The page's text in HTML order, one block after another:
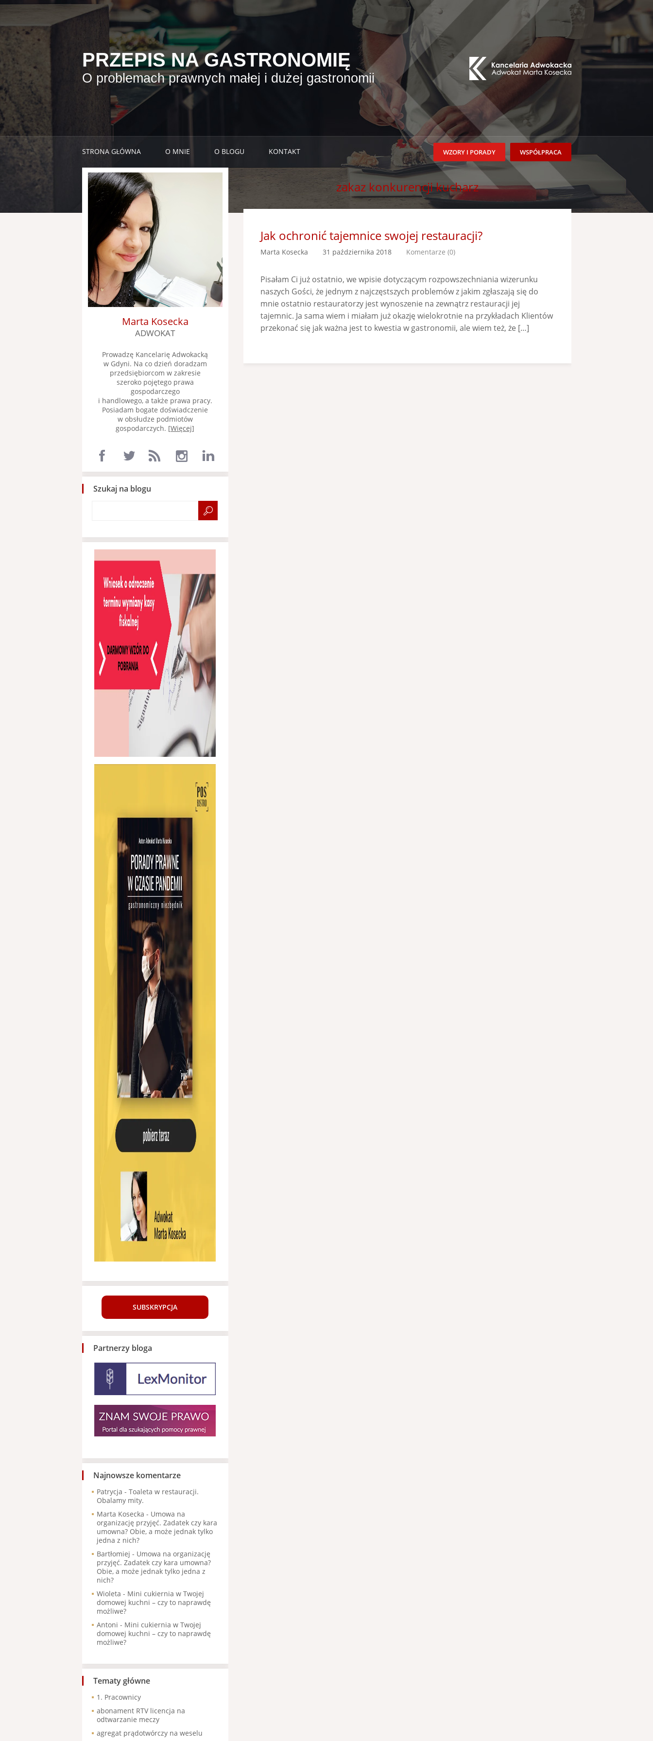
PRZEPIS NA GASTRONOMIĘ
O problemach prawnych małej i dużej gastronomii
STRONA GŁÓWNA O MNIE O BLOGU KONTAKT WSPÓŁPRACA
WZORY I PORADY
zakaz konkurencji kucharz
Jak ochronić tajemnice swojej restauracji?
Marta Kosecka 31 października 2018 Komentarze (0)
Pisałam Ci już ostatnio, we wpisie dotyczącym rozpowszechniania wizerunku
naszych Gości, że jednym z najczęstszych problemów z jakim zgłaszają się do
mnie ostatnio restauratorzy jest wynoszenie na zewnątrz restauracji jej
tajemnic. Ja sama wiem i miałam już okazję wielokrotnie na przykładach Klientów
przekonać się jak ważna jest to kwestia w gastronomii, ale wiem też, że […]
Marta Kosecka
ADWOKAT
Prowadzę Kancelarię Adwokacką
w Gdyni. Na co dzień doradzam
przedsiębiorcom w zakresie
szeroko pojętego prawa
gospodarczego
i handlowego, a także prawa pracy.
Posiadam bogate doświadczenie
w obsłudze podmiotów
gospodarczych. [Więcej]
Szukaj na blogu
SUBSKRYPCJA
Partnerzy bloga
Najnowsze komentarze
Patrycja - Toaleta w restauracji.
Obalamy mity.
Marta Kosecka - Umowa na
organizację przyjęć. Zadatek czy kara
umowna? Obie, a może jednak tylko
jedna z nich?
Bartłomiej - Umowa na organizację
przyjęć. Zadatek czy kara umowna?
Obie, a może jednak tylko jedna z
nich?
Wioleta - Mini cukiernia w Twojej
domowej kuchni – czy to naprawdę
możliwe?
Antoni - Mini cukiernia w Twojej
domowej kuchni – czy to naprawdę
możliwe?
Tematy główne
1. Pracownicy
abonament RTV licencja na
odtwarzanie meczy
agregat prądotwórczy na weselu